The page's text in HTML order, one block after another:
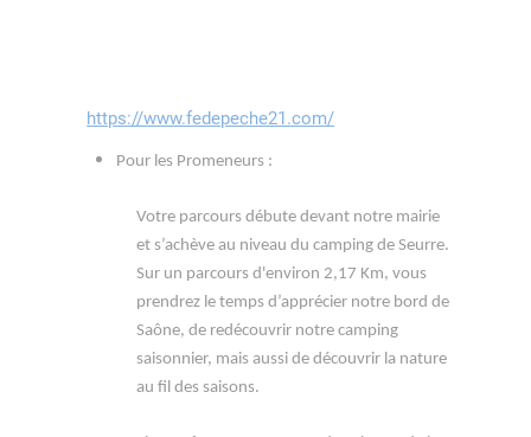
https://www.fedepeche21.com/
Pour les Promeneurs :
Votre parcours débute devant notre mairie
et s’achève au niveau du camping de Seurre.
Sur un parcours d'environ 2,17 Km, vous
prendrez le temps d’apprécier notre bord de
Saône, de redécouvrir notre camping
saisonnier, mais aussi de découvrir la nature
au fil des saisons.